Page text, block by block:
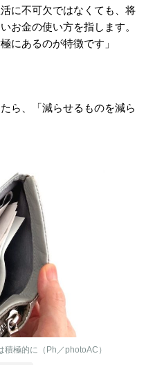
に不可欠ではなくても、将
お金の使い方を指します。
にあるのが特徴です」
ら、「減らせるものを減ら
極的に（Ph／photoAC）